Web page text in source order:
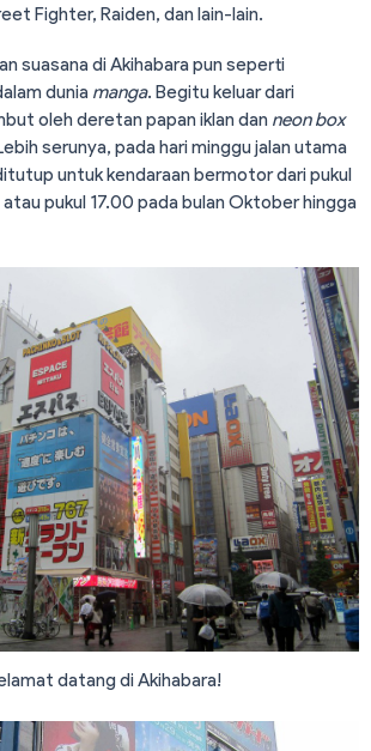
Fighter, Raiden, dan lain-lain.
suasana di Akihabara pun seperti
dunia manga. Begitu keluar dari
oleh deretan papan iklan dan neon box
serunya, pada hari minggu jalan utama
untuk kendaraan bermotor dari pukul
pukul 17.00 pada bulan Oktober hingga
datang di Akihabara!